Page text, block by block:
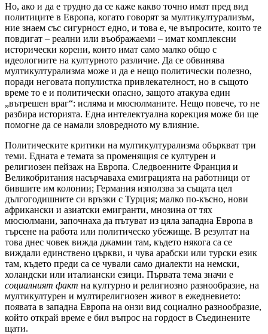
Но, ако и да е трудно да се каже какво точно имат пред вид
политиците в Европа, когато говорят за мултикултурализъм,
ние знаем със сигурност едно, и това е, че въпросите, които те
повдигат – реални или въображаеми – имат комплексни
исторически корени, които имат само малко общо с
идеологиите на културното различие. Да се обвинява
мултикултурализма може и да е нещо политически полезно,
поради неговата популистка привлекателност, но в същото
време то е и политически опасно, защото атакува един
„вътрешен враг“: исляма и мюсюлманите. Нещо повече, то не
разбира историята. Една интелектуална корекция може би ще
помогне да се намали зловредното му влияние.
Политическите критики на мултикултурализма объркват три
теми. Едната е темата за променящия се културен и
религиозен пейзаж на Европа. Следвоенните Франция и
Великобритания насърчаваха емиграцията на работници от
бившите им колонии; Германия използва за същата цел
дългогодишните си връзки с Турция; малко по-късно, нови
африкански и азиатски емигранти, мнозина от тях
мюсюлмани, започнаха да пътуват из цяла западна Европа в
търсене на работа или политическо убежище. В резултат на
това днес човек вижда джамии там, където някога са се
виждали единствено църкви, и чува арабски или турски език
там, където преди са се чували само диалекти на немски,
холандски или италиански езици. Първата тема значи е
социалният факт на културно и религиозно разнообразие, на
мултикултурен и мултирелигиозен живот в ежедневието:
появата в западна Европа на онзи вид социално разнообразие,
който открай време е бил въпрос на гордост в Съединените
щати.